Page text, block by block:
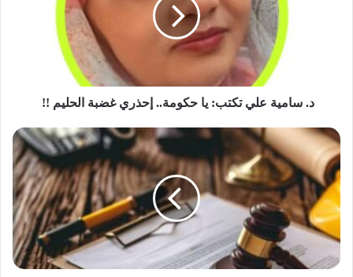
د. سامية علي تكتب: يا حكومة.. إحذري غضبة الحليم !!
إجازة
مشروع
قانون
التعديلات
المتنوعة